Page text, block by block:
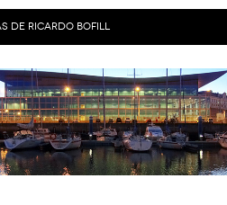
LUGO
MAPA
Centro de
Verde-
Bico de
Espazo
DE RICARDO BOFILL